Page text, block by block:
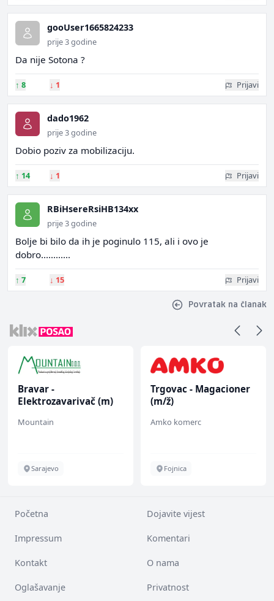
gooUser1665824233
prije 3 godine
Da nije Sotona ?
↑ 8 ↓ 1 Prijavi
dado1962
prije 3 godine
Dobio poziv za mobilizaciju.
↑ 14 ↓ 1 Prijavi
RBiHsereRsiHB134xx
prije 3 godine
Bolje bi bilo da ih je poginulo 115, ali i ovo je
dobro............
↑ 7 ↓ 15 Prijavi
Povratak na članak
Bravar -
Elektrozavarivač (m)
Mountain
Sarajevo
Trgovac - Magacioner
(m/ž)
Amko komerc
Fojnica
Početna Dojavite vijest
Impressum Komentari
Kontakt O nama
Oglašavanje Privatnost